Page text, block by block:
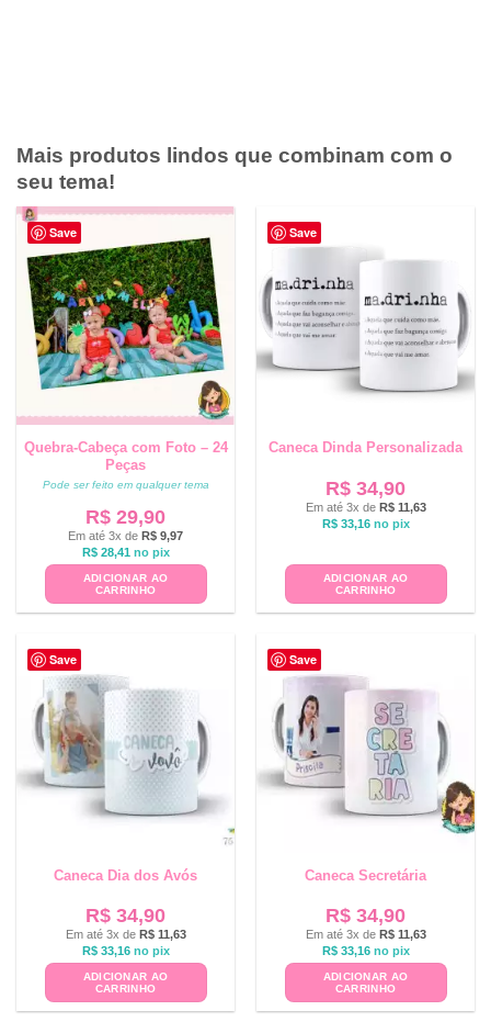
Mais produtos lindos que combinam com o
seu tema!
Save
Quebra-Cabeça com Foto – 24
Peças
Pode ser feito em qualquer tema
R$ 29,90
Em até 3x de R$ 9,97
R$28,41 no pix
ADICIONAR AO
CARRINHO
Save
Caneca Dinda Personalizada
R$ 34,90
Em até 3x de R$11,63
R$33,16 no pix
ADICIONAR AO
CARRINHO
Save
Caneca Dia dos Avós
R$ 34,90
Em até 3x de R$11,63
R$33,16 no pix
ADICIONAR AO
CARRINHO
Save
Caneca Secretária
R$ 34,90
Em até 3x de R$11,63
R$33,16 no pix
ADICIONAR AO
CARRINHO